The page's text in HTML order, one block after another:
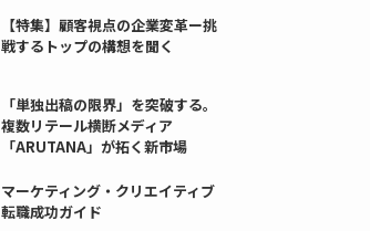
【特集】顧客視点の企業変革ー挑
戦するトップの構想を聞く
「単独出稿の限界」を突破する。
複数リテール横断メディア
「ARUTANA」が拓く新市場
マーケティング・クリエイティブ
転職成功ガイド